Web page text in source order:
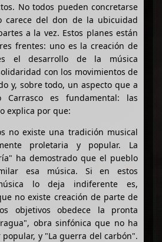
No todos pueden concretarse
carece del don de la ubicuidad
a la vez. Estos planes están
frentes: uno es la creación de
el desarrollo de la música
con los movimientos de
y, sobre todo, un aspecto que a
Carrasco es fundamental: las
explica por que:
no existe una tradición musical
proletaria y popular. La
ha demostrado que el pueblo
esa música. Si en estos
lo deja indiferente es,
no existe creación de parte de
objetivos obedece la pronta
obra sinfónica que no ha
y "La guerra del carbón".